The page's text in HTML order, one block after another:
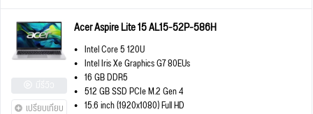
เปรียบเทียบ
Acer Aspire Lite 15 AL15-52P-586H
Intel Core 5 120U
Intel Iris Xe Graphics G7 80EUs
16 GB DDR5
512 GB SSD PCIe M.2 Gen 4
15.6 inch (1920x1080) Full HD